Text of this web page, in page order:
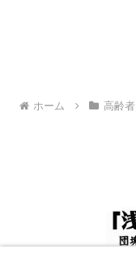
ホーム 高齢者